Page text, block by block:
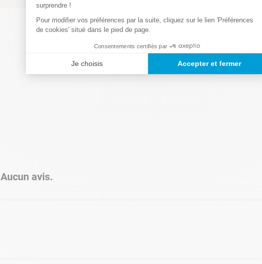
Aucun avis.
surprendre !
Pour modifier vos préférences par la suite, cliquez sur le lien 'Préférences
de cookies' situé dans le pied de page.
Consentements certifiés par
Je choisis Accepter et fermer